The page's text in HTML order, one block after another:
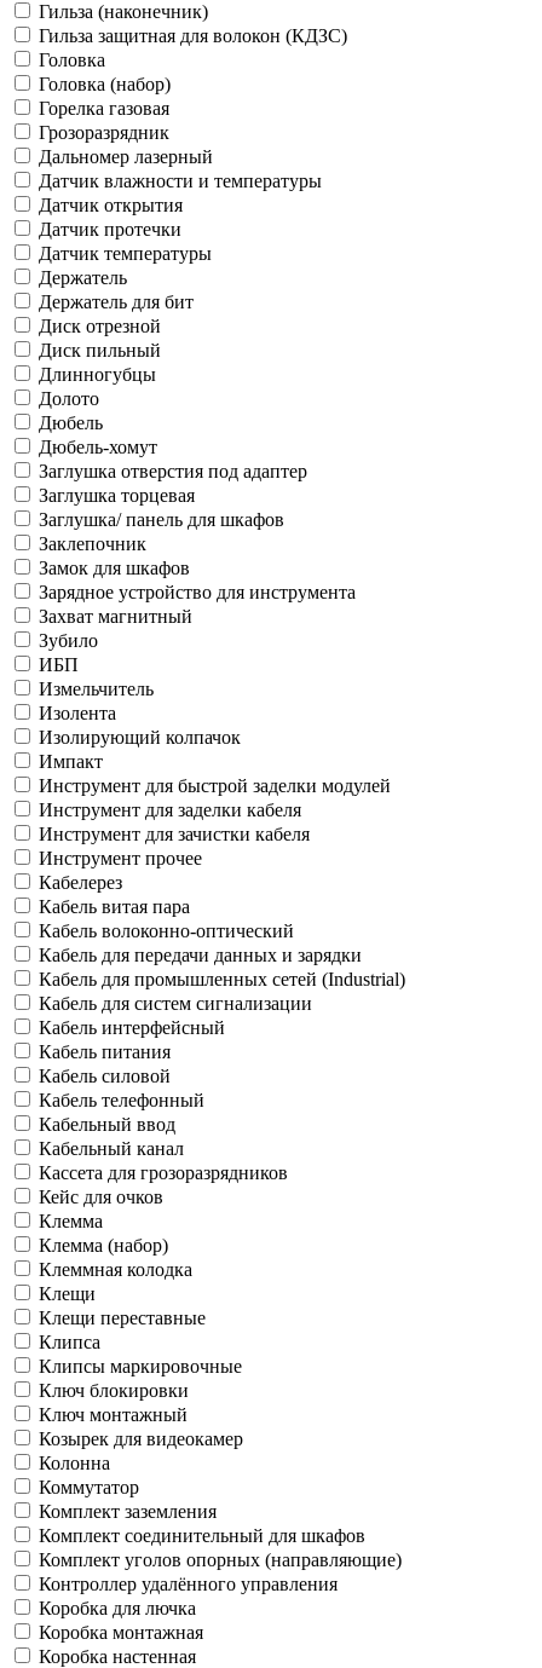
Гильза (наконечник)
Гильза защитная для волокон (КДЗС)
Головка
Головка (набор)
Горелка газовая
Грозоразрядник
Дальномер лазерный
Датчик влажности и температуры
Датчик открытия
Датчик протечки
Датчик температуры
Держатель
Держатель для бит
Диск отрезной
Диск пильный
Длинногубцы
Долото
Дюбель
Дюбель-хомут
Заглушка отверстия под адаптер
Заглушка торцевая
Заглушка/ панель для шкафов
Заклепочник
Замок для шкафов
Зарядное устройство для инструмента
Захват магнитный
Зубило
ИБП
Измельчитель
Изолента
Изолирующий колпачок
Импакт
Инструмент для быстрой заделки модулей
Инструмент для заделки кабеля
Инструмент для зачистки кабеля
Инструмент прочее
Кабелерез
Кабель витая пара
Кабель волоконно-оптический
Кабель для передачи данных и зарядки
Кабель для промышленных сетей (Industrial)
Кабель для систем сигнализации
Кабель интерфейсный
Кабель питания
Кабель силовой
Кабель телефонный
Кабельный ввод
Кабельный канал
Кассета для грозоразрядников
Кейс для очков
Клемма
Клемма (набор)
Клеммная колодка
Клещи
Клещи переставные
Клипса
Клипсы маркировочные
Ключ блокировки
Ключ монтажный
Козырек для видеокамер
Колонна
Коммутатор
Комплект заземления
Комплект соединительный для шкафов
Комплект уголов опорных (направляющие)
Контроллер удалённого управления
Коробка для лючка
Коробка монтажная
Коробка настенная